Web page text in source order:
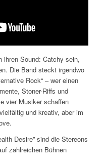
ihren Sound: Catchy sein,
Die Band steckt irgendwo
Rock“ – wer einen
Stoner-Riffs und
vier Musiker schaffen
und kreativ, aber im
Desire” sind die Stereons
zahlreichen Bühnen